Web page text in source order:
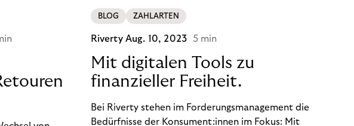
BLOG ZAHLARTEN
Riverty Aug. 10, 2023 5 min
Mit digitalen Tools zu
finanzieller Freiheit.
Bei Riverty stehen im Forderungsmanagement die
Bedürfnisse der Konsument:innen im Fokus: Mit